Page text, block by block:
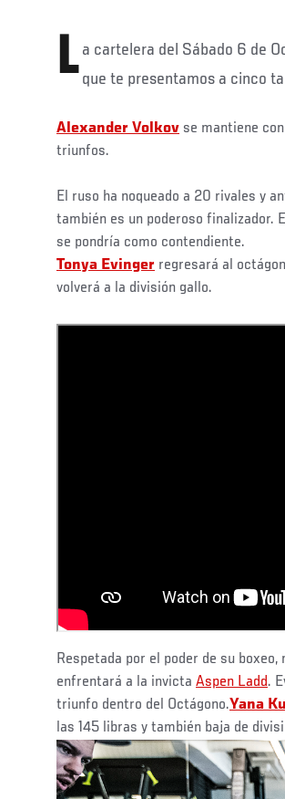
L a cartelera del Sábado 6 de
que te presentamos a cinco
Alexander Volkov se mantiene
triunfos.
El ruso ha noqueado a 20 rivales y
también es un poderoso finalizador.
se pondría como contendiente.
Tonya Evinger regresará al
volverá a la división gallo.
Respetada por el poder de su
enfrentará a la invicta Aspen Ladd.
triunfo dentro del Octágono.Yana
las 145 libras y también baja de